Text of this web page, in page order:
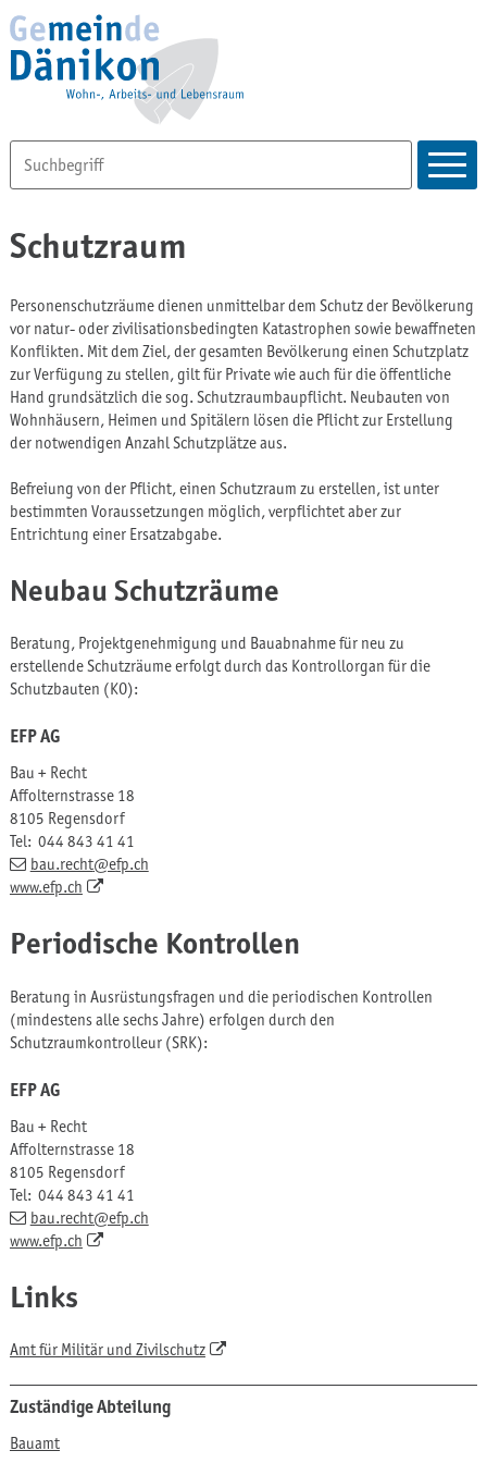
Schutzraum
Personenschutzräume dienen unmittelbar dem Schutz der Bevölkerung
vor natur- oder zivilisationsbedingten Katastrophen sowie bewaffneten
Konflikten. Mit dem Ziel, der gesamten Bevölkerung einen Schutzplatz
zur Verfügung zu stellen, gilt für Private wie auch für die öffentliche
Hand grundsätzlich die sog. Schutzraumbaupflicht. Neubauten von
Wohnhäusern, Heimen und Spitälern lösen die Pflicht zur Erstellung
der notwendigen Anzahl Schutzplätze aus.
Befreiung von der Pflicht, einen Schutzraum zu erstellen, ist unter
bestimmten Voraussetzungen möglich, verpflichtet aber zur
Entrichtung einer Ersatzabgabe.
Neubau Schutzräume
Beratung, Projektgenehmigung und Bauabnahme für neu zu
erstellende Schutzräume erfolgt durch das Kontrollorgan für die
Schutzbauten (KO):
EFP AG
Bau + Recht
Affolternstrasse 18
8105 Regensdorf
Tel: 044 843 41 41
bau.recht@efp.ch
www.efp.ch
Periodische Kontrollen
Beratung in Ausrüstungsfragen und die periodischen Kontrollen
(mindestens alle sechs Jahre) erfolgen durch den
Schutzraumkontrolleur (SRK):
EFP AG
Bau + Recht
Affolternstrasse 18
8105 Regensdorf
Tel: 044 843 41 41
bau.recht@efp.ch
www.efp.ch
Links
Amt für Militär und Zivilschutz
Zuständige Abteilung
Bauamt